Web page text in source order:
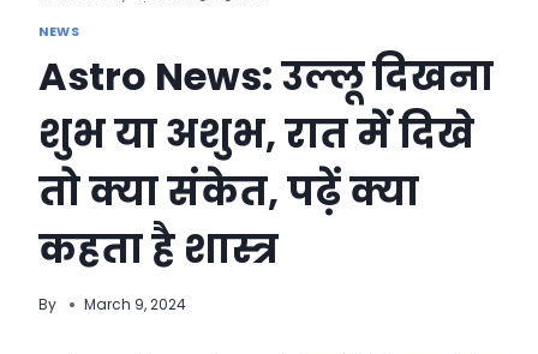
NEWS
Astro News: उल्लू दिखना
शुभ या अशुभ, रात में दिखे
तो क्या संकेत, पढ़ें क्या
कहता है शास्त्र
By March 9, 2024